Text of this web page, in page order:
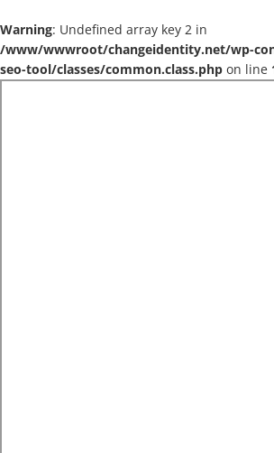
Warning: Undefined array key 2 in
/www/wwwroot/changeidentity.net/wp-
seo-tool/classes/common.class.php on line